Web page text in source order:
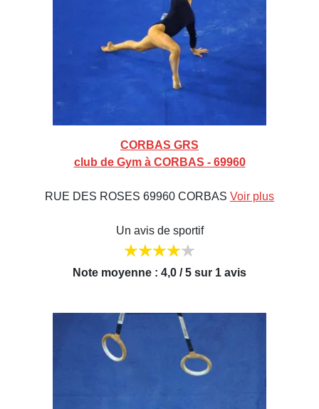
CORBAS GRS
club de Gym à CORBAS - 69960
RUE DES ROSES 69960 CORBAS Voir plus
Un avis de sportif
Note moyenne : 4,0 / 5 sur 1 avis